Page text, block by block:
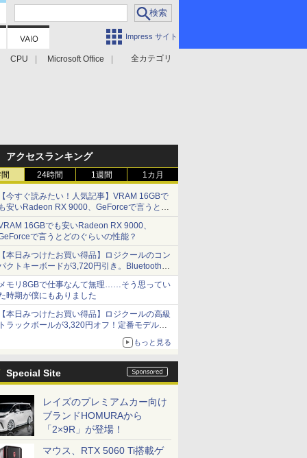
Impress サイト
全カテゴリ
CPU Microsoft Office
アクセスランキング
24時間 1週間 1カ月
今すぐ読みたい！人気記事】VRAM 16GBで
安いRadeon RX 9000、GeForceで言うとど
ぐらいの性能？ - PC Watch
16GBでも安いRadeon RX 9000、
で言うとどのぐらいの性能？
本日みつけたお買い得品】ロジクールのコン
クトキーボードが3,720円引き。Bluetoothで3
接続対応
モリ8GBで仕事なんて無理……そう思ってい
時期が僕にもありました
本日みつけたお買い得品】ロジクールの高級
ラックボールが3,320円オフ！定番モデルも
もっと見る
Special Site
レイズのプレミアムカー向け
ブランドHOMURAから
「2×9R」が登場！
マウス、RTX 5060 Ti搭載ゲ